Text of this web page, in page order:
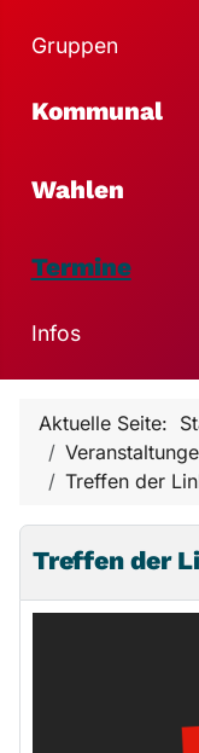
Gruppen
Kommunal
Wahlen
Termine
Infos
Aktuelle Seite:
Treffen der
Treffen der